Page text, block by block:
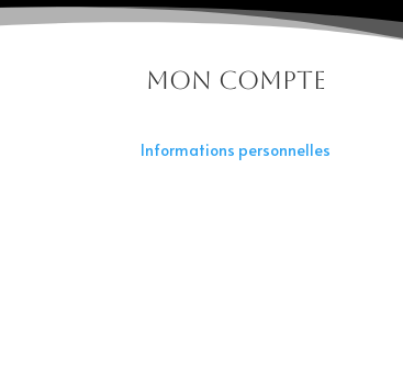
Mon compte
Informations personnelles